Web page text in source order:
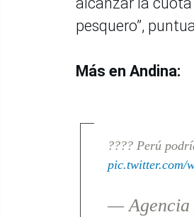
pesquero”,
Más en Andina:
???? Perú
pic.twitter.com/
— Agencia